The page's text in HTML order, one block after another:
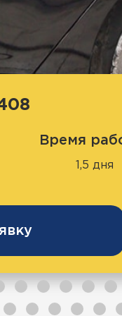
Время
1,5 дня